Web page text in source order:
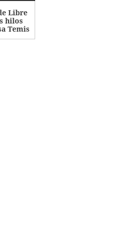
Libre
hilos
Temis